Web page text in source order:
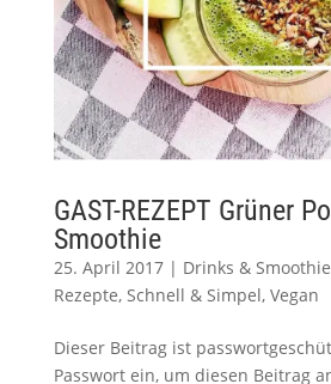
GAST-REZEPT Grüner
Smoothie
25. April 2017| Drinks &
Rezepte, Schnell & Simpel, Vegan
Dieser Beitrag ist
Passwort ein, um diesen Beitrag